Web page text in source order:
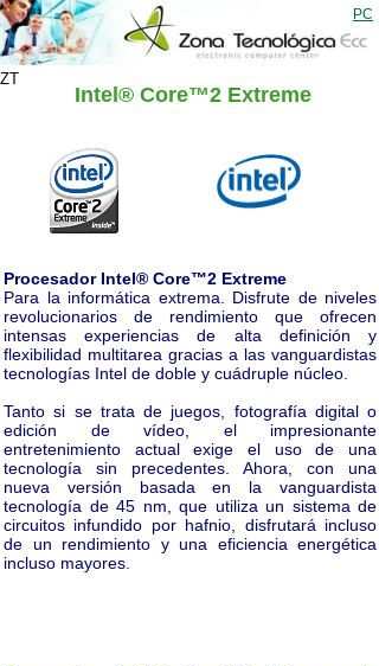
Intel® Core™2 Extreme
PC
ZT
Procesador Intel® Core™2 Extreme
Para la informática extrema. Disfrute de niveles
revolucionarios de rendimiento que ofrecen
intensas experiencias de alta definición y
flexibilidad multitarea gracias a las vanguardistas
tecnologías Intel de doble y cuádruple núcleo.
Tanto si se trata de juegos, fotografía digital o
edición de vídeo, el impresionante
entretenimiento actual exige el uso de una
tecnología sin precedentes. Ahora, con una
nueva versión basada en la vanguardista
tecnología de 45 nm, que utiliza un sistema de
circuitos infundido por hafnio, disfrutará incluso
de un rendimiento y una eficiencia energética
incluso mayores.